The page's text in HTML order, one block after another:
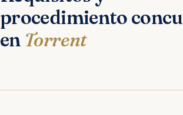
procedimiento
en Torrent